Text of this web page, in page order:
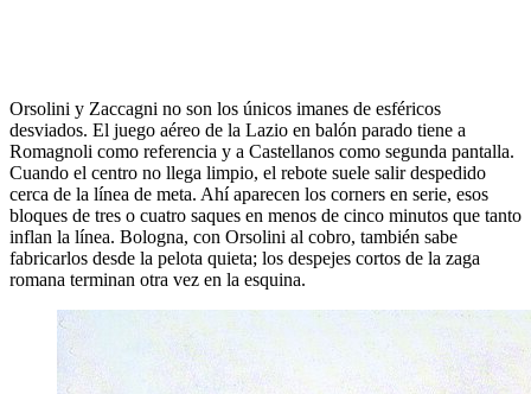
Orsolini y Zaccagni no son los únicos imanes de esféricos
desviados. El juego aéreo de la Lazio en balón parado tiene a
Romagnoli como referencia y a Castellanos como segunda pantalla.
Cuando el centro no llega limpio, el rebote suele salir despedido
cerca de la línea de meta. Ahí aparecen los corners en serie, esos
bloques de tres o cuatro saques en menos de cinco minutos que tanto
inflan la línea. Bologna, con Orsolini al cobro, también sabe
fabricarlos desde la pelota quieta; los despejes cortos de la zaga
romana terminan otra vez en la esquina.